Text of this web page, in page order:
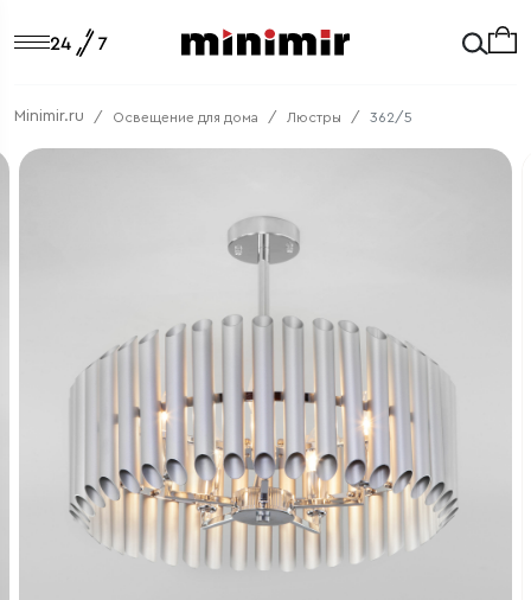
Minimir.ru Освещение для дома Люстры 362/5